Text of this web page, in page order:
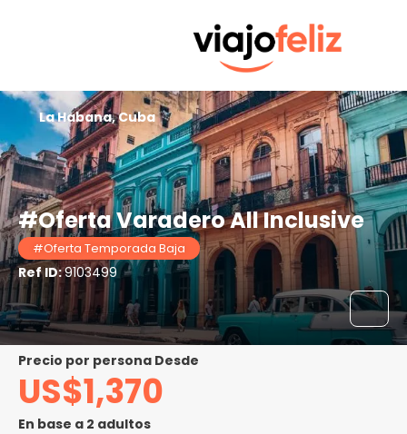
#Oferta Varadero All Inclusive
#Oferta Temporada Baja
Ref ID:9103499
La Habana, Cuba
precio por persona Desde
US$1,370
En base a 2 adultos